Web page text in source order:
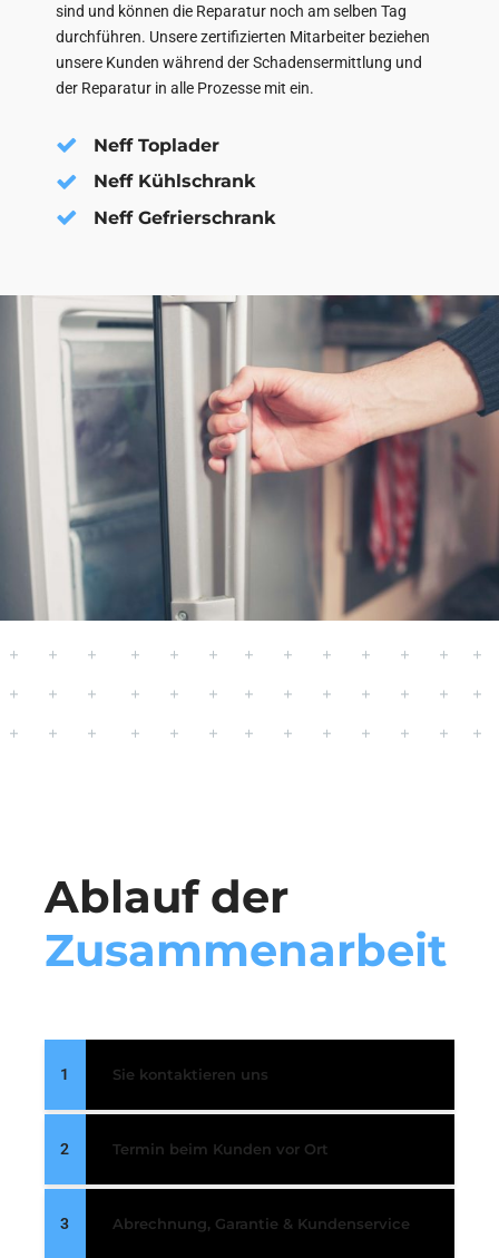
sind und können die Reparatur noch am selben Tag
durchführen. Unsere zertifizierten Mitarbeiter beziehen
unsere Kunden während der Schadensermittlung und
der Reparatur in alle Prozesse mit ein.
Neff Toplader
Neff Kühlschrank
Neff Gefrierschrank
Ablauf der
Zusammenarbeit
1 Sie kontaktieren uns
2 Termin beim Kunden vor Ort
3 Abrechnung, Garantie & Kundenservice